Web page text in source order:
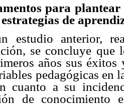
para
de
estudio anterior,
se concluye que
años sus
pedagógicas en
cuanto a su
de conocimiento